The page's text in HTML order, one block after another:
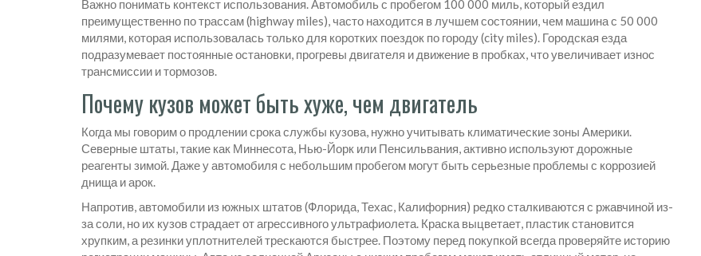
Важно понимать контекст использования. Автомобиль с пробегом 100 000 миль, который ездил
преимущественно по трассам (highway miles), часто находится в лучшем состоянии, чем машина с 50 000
милями, которая использовалась только для коротких поездок по городу (city miles). Городская езда
подразумевает постоянные остановки, прогревы двигателя и движение в пробках, что увеличивает износ
трансмиссии и тормозов.
Почему кузов может быть хуже, чем двигатель
Когда мы говорим о продлении срока службы кузова, нужно учитывать климатические зоны Америки.
Северные штаты, такие как Миннесота, Нью-Йорк или Пенсильвания, активно используют дорожные
реагенты зимой. Даже у автомобиля с небольшим пробегом могут быть серьезные проблемы с коррозией
днища и арок.
Напротив, автомобили из южных штатов (Флорида, Техас, Калифорния) редко сталкиваются с ржавчиной из-
за соли, но их кузов страдает от агрессивного ультрафиолета. Краска выцветает, пластик становится
хрупким, а резинки уплотнителей трескаются быстрее. Поэтому перед покупкой всегда проверяйте историю